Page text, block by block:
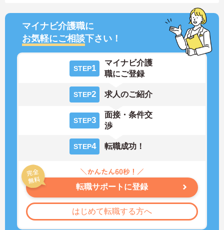
マイナビ介護職に
お気軽にご相談下さい！
STEP1
マイナビ介護
職にご登録
STEP2 求人のご紹介
STEP3
面接・条件交
渉
STEP4 転職成功！
転職サポートに登録
はじめて転職する方へ